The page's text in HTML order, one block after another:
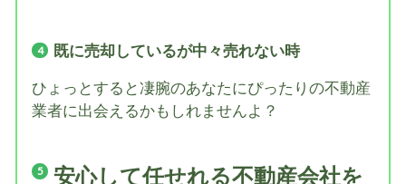
既に売却しているが中々売れない時
ひょっとすると凄腕のあなたにぴったりの不動産
業者に出会えるかもしれませんよ？
安心して任せれる不動産会社を